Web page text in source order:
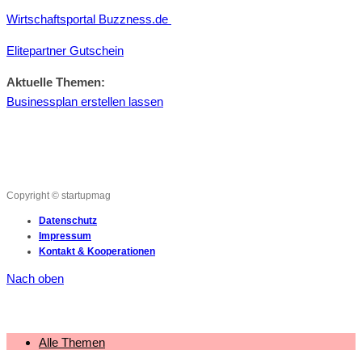
Wirtschaftsportal Buzzness.de
Elitepartner Gutschein
Aktuelle Themen:
Businessplan erstellen lassen
Copyright © startupmag
Datenschutz
Impressum
Kontakt & Kooperationen
Nach oben
Alle Themen